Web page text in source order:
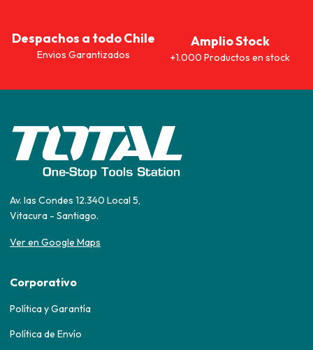
Despachos a todo Chile
Envios Garantizados
Amplio Stock
+1.000 Productos en stock
Av. las Condes 12.340 Local 5,
Vitacura - Santiago.
Ver en Google Maps
Corporativo
Política y Garantía
Política de Envío